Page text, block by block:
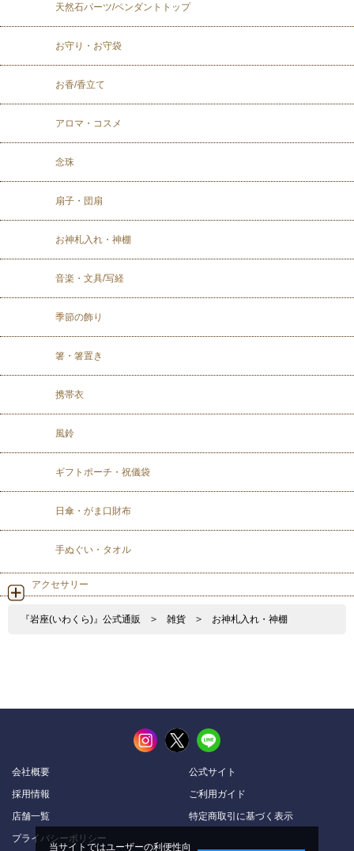
天然石パーツ/ペンダントトップ
お守り・お守袋
お香/香立て
アロマ・コスメ
念珠
扇子・団扇
お神札入れ・神棚
音楽・文具/写経
季節の飾り
箸・箸置き
携帯衣
風鈴
ギフトポーチ・祝儀袋
日傘・がま口財布
手ぬぐい・タオル
アクセサリー
『岩座(いわくら)』公式通販 > 雑貨 > お神札入れ・神棚
会社概要
公式サイト
採用情報
ご利用ガイド
店舗一覧
特定商取引に基づく表示
プライバシーポリシー
当サイトではユーザーの利便性向